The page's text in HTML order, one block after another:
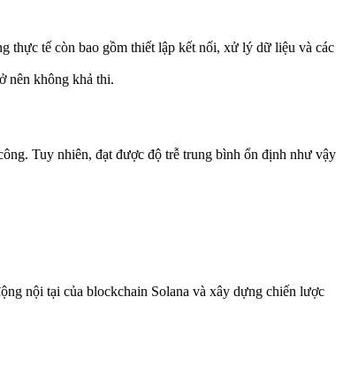
thực tế còn bao gồm thiết lập kết nối, xử lý dữ liệu và các
nên không khả thi.
Tuy nhiên, đạt được độ trễ trung bình ổn định như vậy
nội tại của blockchain Solana và xây dựng chiến lược